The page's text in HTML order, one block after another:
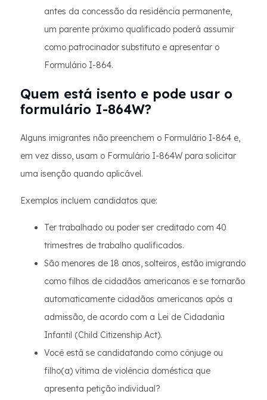
antes da concessão da residência permanente,
um parente próximo qualificado poderá assumir
como patrocinador substituto e apresentar o
Formulário I-864.
Quem está isento e pode usar o
formulário I-864W?
Alguns imigrantes não preenchem o Formulário I-864 e,
em vez disso, usam o Formulário I-864W para solicitar
uma isenção quando aplicável.
Exemplos incluem candidatos que:
Ter trabalhado ou poder ser creditado com 40
trimestres de trabalho qualificados.
São menores de 18 anos, solteiros, estão imigrando
como filhos de cidadãos americanos e se tornarão
automaticamente cidadãos americanos após a
admissão, de acordo com a Lei de Cidadania
Infantil (Child Citizenship Act).
Você está se candidatando como cônjuge ou
filho(a) vítima de violência doméstica que
apresenta petição individual?